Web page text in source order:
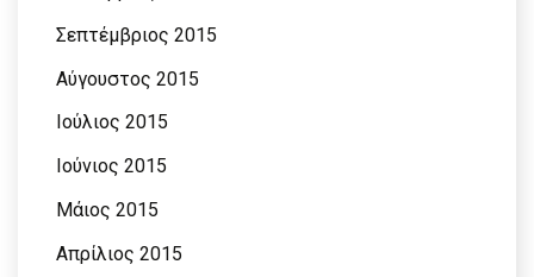
Σεπτέμβριος 2015
Αύγουστος 2015
Ιούλιος 2015
Ιούνιος 2015
Μάιος 2015
Απρίλιος 2015